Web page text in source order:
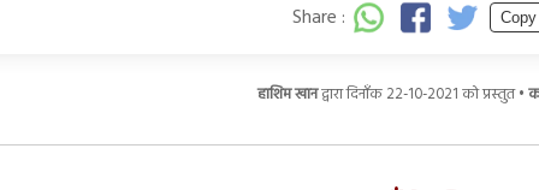
Share : Copy
हाशिम खानद्वारा दिनाँक 22-10-2021 को प्रस्तुत •